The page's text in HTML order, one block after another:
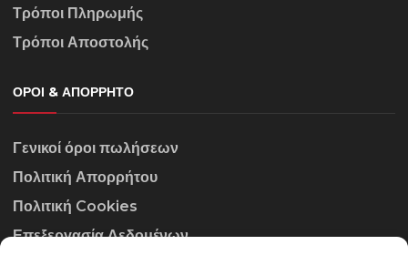
Τρόποι Πληρωμής
Τρόποι Αποστολής
ΌΡΟΙ & ΑΠΌΡΡΗΤΟ
Γενικοί όροι πωλήσεων
Πολιτική Απορρήτου
Πολιτική Cookies
Επεξεργασία Δεδομένων